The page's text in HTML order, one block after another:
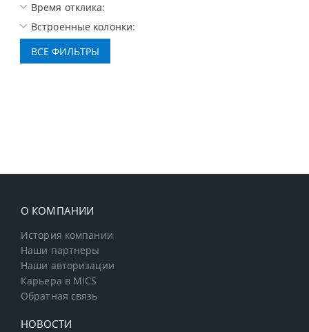
Время отклика:
Встроенные колонки:
О КОМПАНИИ
История компании
Наши партнеры
Наши авторизации
Карьера в MICS
Обратная связь
НОВОСТИ